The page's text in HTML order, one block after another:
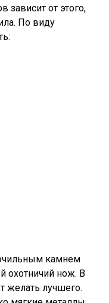
зависит от этого,
По виду
камнем
охотничий нож. В
желать лучшего.